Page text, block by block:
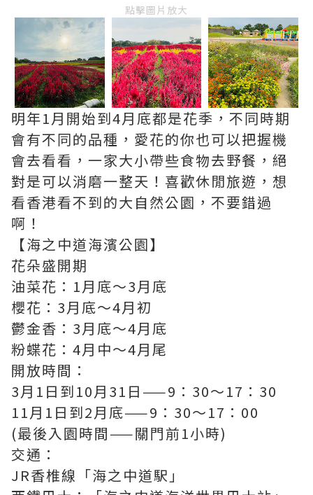
點擊圖片放大
明年1月開始到4月底都是花季，不同時期
會有不同的品種，愛花的你也可以把握機
會去看看，一家大小帶些食物去野餐，絕
對是可以消磨一整天！喜歡休閒旅遊，想
看香港看不到的大自然公園，不要錯過
啊！
【海之中道海濱公園】
花朵盛開期
油菜花：1月底～3月底
櫻花：3月底～4月初
鬱金香：3月底～4月底
粉蝶花：4月中～4月尾
開放時間：
3月1日到10月31日——9：30～17：30
11月1日到2月底——9：30～17：00
(最後入園時間——關門前1小時)
交通：
JR香椎線「海之中道駅」